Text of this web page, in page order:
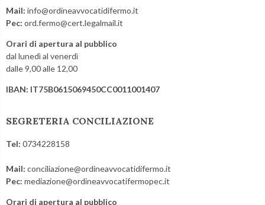
Mail: info@ordineavvocatidifermo.it
Pec: ord.fermo@cert.legalmail.it
Orari di apertura al pubblico
dal lunedì al venerdì
dalle 9,00 alle 12,00
IBAN: IT75B0615069450CC0011001407
SEGRETERIA CONCILIAZIONE
Tel: 0734228158
Mail: conciliazione@ordineavvocatidifermo.it
Pec: mediazione@ordineavvocatifermopec.it
Orari di apertura al pubblico